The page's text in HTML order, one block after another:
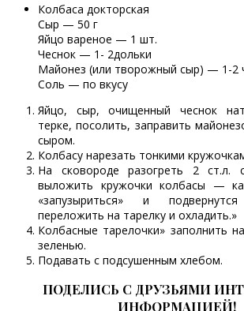
Колбаса докторская
Сыр — 50 г
Яйцо вареное — 1 шт.
Чеснок — 1- 2дольки
Майонез (или творожный сыр) — 1-2
Соль — по вкусу
Яйцо, сыр, очищенный чеснок
терке, посолить, заправить
сыром.
Колбасу нарезать тонкими
На сковороде разогреть 2 ст.л.
выложить кружочки колбасы —
«запузыриться» и
переложить на тарелку и охладить.»
Колбасные тарелочки» заполнить
зеленью.
Подавать с подсушенным хлебом.
ПОДЕЛИСЬ С ДРУЗЬЯМИ
ИНФОРМАЦИЕЙ!